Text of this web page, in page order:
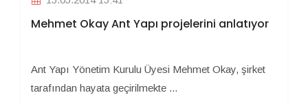
Mehmet Okay Ant Yapı projelerini anlatıyor
Ant Yapı Yönetim Kurulu Üyesi Mehmet Okay, şirket
tarafından hayata geçirilmekte ...